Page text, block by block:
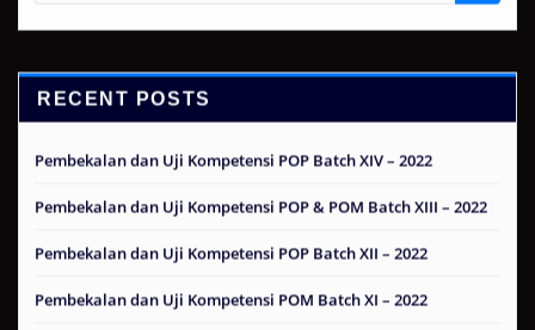
RECENT POSTS
Pembekalan dan Uji Kompetensi POP Batch XIV – 2022
Pembekalan dan Uji Kompetensi POP & POM Batch XIII – 2022
Pembekalan dan Uji Kompetensi POP Batch XII – 2022
Pembekalan dan Uji Kompetensi POM Batch XI – 2022